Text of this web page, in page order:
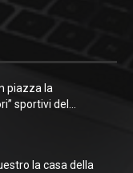
piazza la
sportivi del...
la casa della